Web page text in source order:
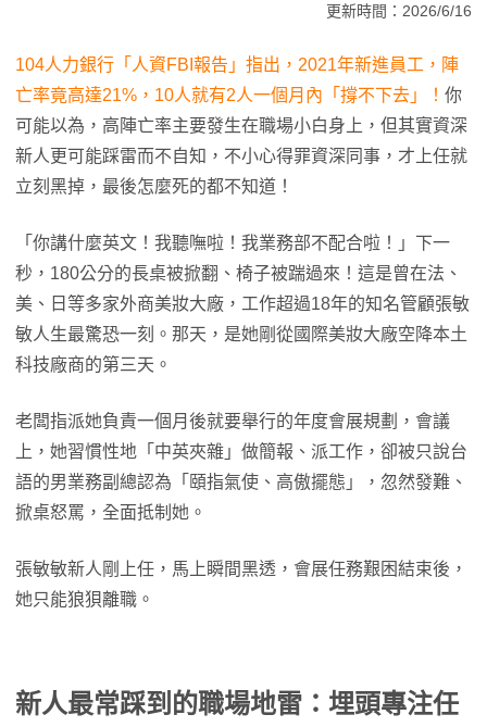
更新時間：2026/6/16
104人力銀行「人資FBI報告」指出，2021年新進員工，陣
亡率竟高達21%，10人就有2人一個月內「撐不下去」！ 你
可能以為，高陣亡率主要發生在職場小白身上，但其實資深
新人更可能踩雷而不自知，不小心得罪資深同事，才上任就
立刻黑掉，最後怎麼死的都不知道！
「你講什麼英文！我聽嘸啦！我業務部不配合啦！」下一
秒，180公分的長桌被掀翻、椅子被踹過來！這是曾在法、
美、日等多家外商美妝大廠，工作超過18年的知名管顧張敏
敏人生最驚恐一刻。那天，是她剛從國際美妝大廠空降本土
科技廠商的第三天。
老闆指派她負責一個月後就要舉行的年度會展規劃，會議
上，她習慣性地「中英夾雜」做簡報、派工作，卻被只說台
語的男業務副總認為「頤指氣使、高傲擺態」，忽然發難、
掀桌怒罵，全面抵制她。
張敏敏新人剛上任，馬上瞬間黑透，會展任務艱困結束後，
她只能狼狽離職。
新人最常踩到的職場地雷：埋頭專注任